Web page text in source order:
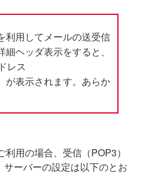
利用してメールの送受信
ヘッダ表示をすると、
レス
が表示されます。あらか
用の場合、受信（POP3）
ーバーの設定は以下のとお